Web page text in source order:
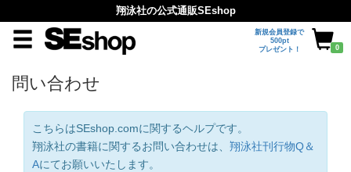
翔泳社の公式通販SEshop
新規会員登録で
500pt
プレゼント！
0
問い合わせ
こちらはSEshop.comに関するヘルプです。
翔泳社の書籍に関するお問い合わせは、 翔泳社刊行物Q＆
Aにてお願いいたします。